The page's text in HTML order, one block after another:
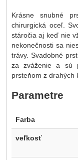
Krásne snubné
chirurgická oceľ.
stáročia aj keď nie
nekonečnosti sa
trávy. Svadobné
za zváženie a sú
prsteňom z drahých
Parametre
Farba
veľkosť